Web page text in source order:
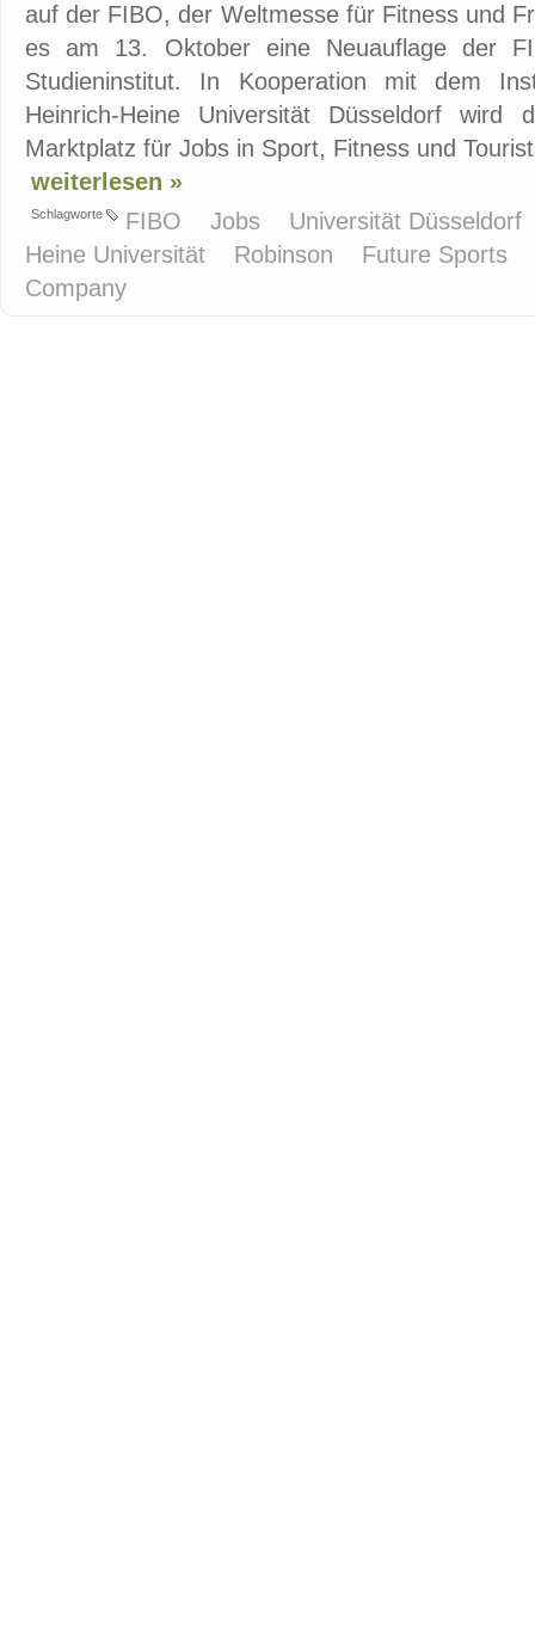
auf der FIBO, der Weltmesse für Fitness und
es am 13. Oktober eine Neuauflage der
Studieninstitut. In Kooperation mit dem
Heinrich-Heine Universität Düsseldorf wird
Marktplatz für Jobs in Sport, Fitness und
weiterlesen »
Schlagworte FIBO Jobs
Universität Düsseldorf
Heine Universität
Robinson
Future Sports
Company